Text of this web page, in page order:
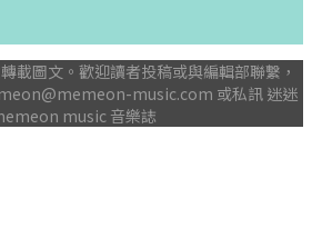
載圖文。歡迎讀者投稿或與編輯部聯繫，
music.com 或私訊 迷迷
music 音樂誌